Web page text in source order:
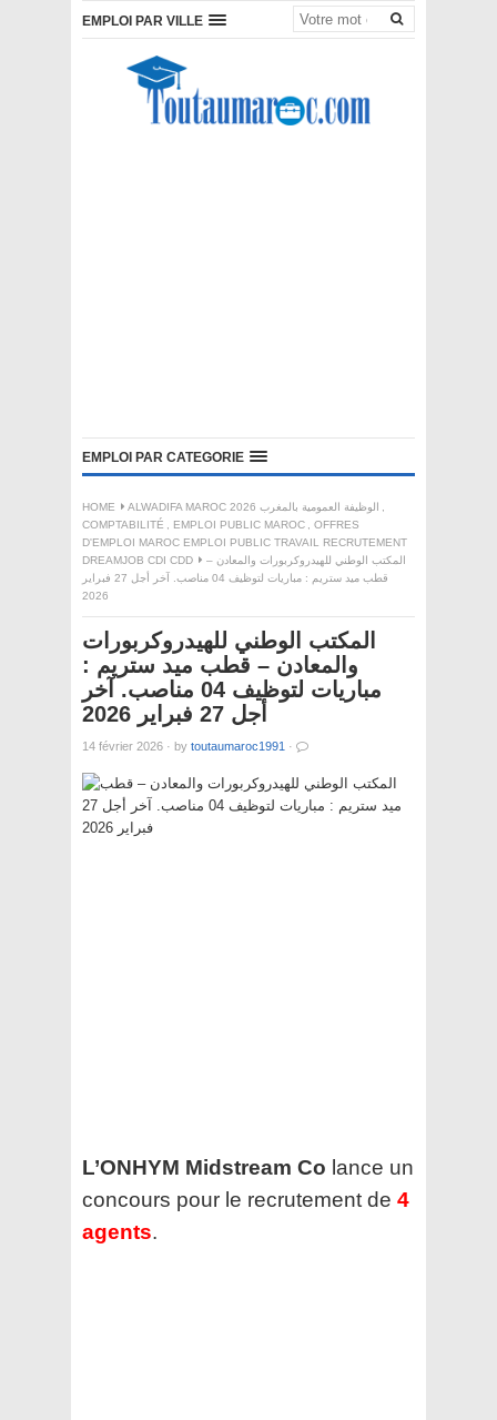
EMPLOI PAR VILLE
EMPLOI PAR CATEGORIE
HOME ALWADIFA MAROC 2026 الوظيفة العمومية بالمغرب
,
COMPTABILITÉ , EMPLOI PUBLIC MAROC , OFFRES
D'EMPLOI MAROC EMPLOI PUBLIC TRAVAIL RECRUTEMENT
DREAMJOB CDI CDD
المكتب الوطني للهيدروكربورات والمعادن –
قطب ميد ستريم : مباريات لتوظيف 04 مناصب. آخر أجل 27 فبراير
2026
المكتب الوطني للهيدروكربورات
والمعادن – قطب ميد ستريم :
مباريات لتوظيف 04 مناصب. آخر
أجل 27 فبراير 2026
14 février 2026 · by toutaumaroc1991 ·
L’ONHYM Midstream Co lance un
concours pour le recrutement de 4
agents.